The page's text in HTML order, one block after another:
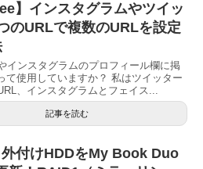
】インスタグラムやツイッ
のURLで複数のURLを設定
インスタグラムのプロフィール欄に掲
て使用していますか？ 私はツイッター
、インスタグラムとフェイス...
記事を読む
外付けHDDをMy Book Duo